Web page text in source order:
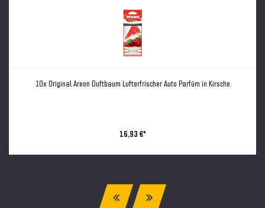
10x Original Areon Duftbaum Lufterfrischer Auto Parfüm in Kirsche
16,93 €*